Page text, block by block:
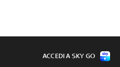
ACCEDI A SKY GO